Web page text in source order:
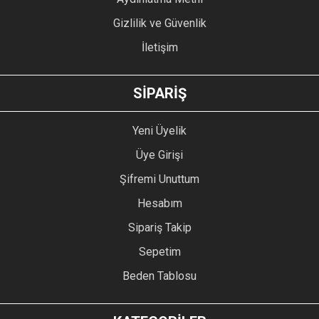
GÖNDER
Gizlilik ve Güvenlik
İletişim
SİPARİŞ
Yeni Üyelik
Üye Girişi
Şifremi Unuttum
Hesabım
Sipariş Takip
Sepetim
Beden Tablosu